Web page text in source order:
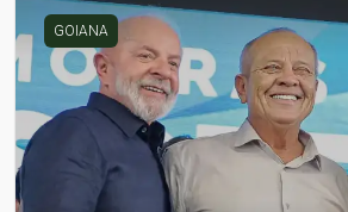
GOIANA